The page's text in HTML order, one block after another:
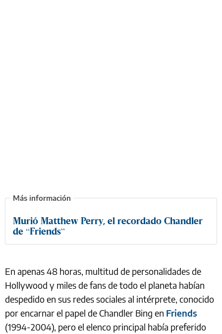
Murió Matthew Perry, el recordado Chandler
de “Friends”
En apenas 48 horas, multitud de personalidades de
Hollywood y miles de fans de todo el planeta habían
despedido en sus redes sociales al intérprete, conocido
por encarnar el papel de Chandler Bing en Friends
(1994-2004), pero el elenco principal había preferido